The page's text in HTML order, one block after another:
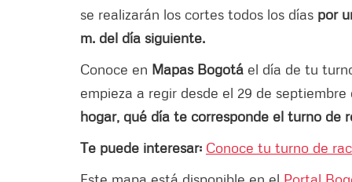
se realizarán los cortes todos los días por
m. del día siguiente.
Conoce en Mapas Bogotá el día de tu
empieza a regir desde el 29 de
hogar, qué día te corresponde el turno de
Te puede interesar: Conoce tu turno de